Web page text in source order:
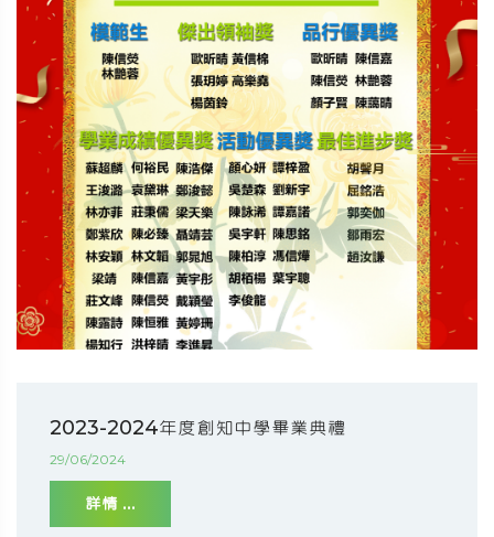
2023-2024年度創知中學畢業典禮
29/06/2024
詳情 ...